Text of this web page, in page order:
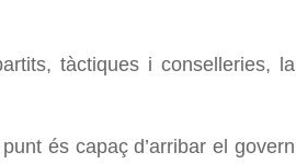
tàctiques i conselleries, la
és capaç d’arribar el govern